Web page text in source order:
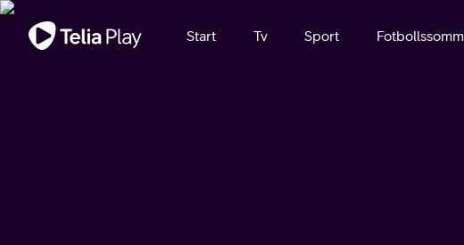
Viktigt meddelande
Start Tv Sport